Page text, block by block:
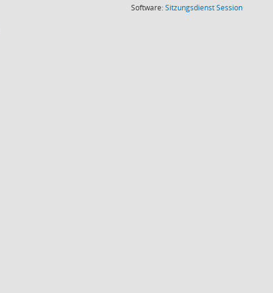
Software:SitzungsdienstSession(Wird in